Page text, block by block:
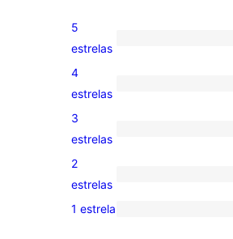
1
valoración
de
5
estrelas
0
valoracións
de
4
estrelas
0
valoracións
de
3
estrelas
0
valoracións
2
estrelas
0
1 estrela